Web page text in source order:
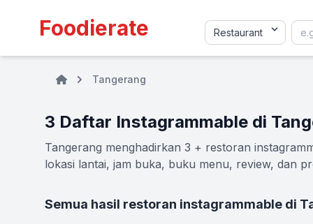
Foodierate
Tangerang
3 Daftar Instagrammable di
Tangerang menghadirkan 3 + restoran
lokasi lantai, jam buka, buku menu, review, dan
Semua hasil restoran instagrammable di